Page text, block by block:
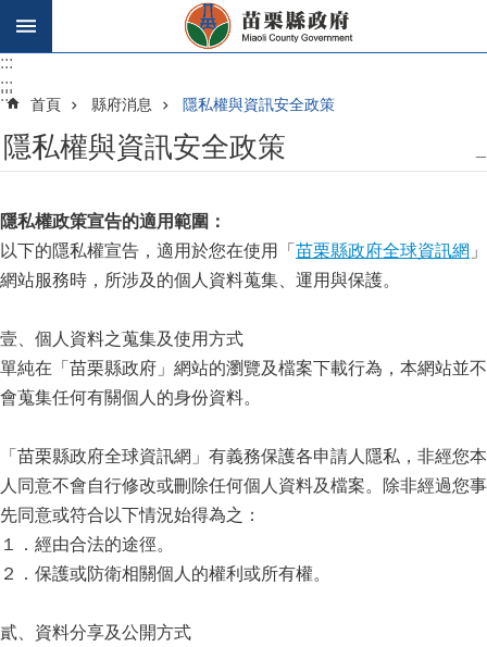
跳到主要內容區塊
:::
:::
::: 首頁 縣府消息 隱私權與資訊安全政策
隱私權與資訊安全政策
隱私權政策宣告的適用範圍：
以下的隱私權宣告，適用於您在使用「 苗栗縣政府全球資訊網 」
網站服務時，所涉及的個人資料蒐集、運用與保護。
壹、個人資料之蒐集及使用方式
單純在「苗栗縣政府」網站的瀏覽及檔案下載行為，本網站並不
會蒐集任何有關個人的身份資料。
「苗栗縣政府全球資訊網」有義務保護各申請人隱私，非經您本
人同意不會自行修改或刪除任何個人資料及檔案。除非經過您事
先同意或符合以下情況始得為之：
１．經由合法的途徑。
２．保護或防衛相關個人的權利或所有權。
貳、資料分享及公開方式